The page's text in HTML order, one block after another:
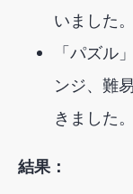
いました。
「パズル
ンジ、難
きました。
結果：